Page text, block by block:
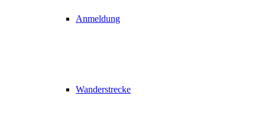
Anmeldung
Wanderstrecke